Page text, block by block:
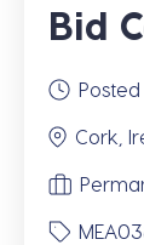
Bid
Cork,